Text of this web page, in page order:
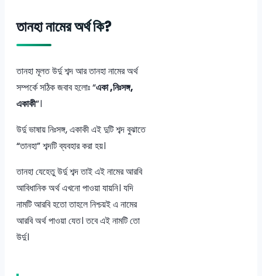
তানহা নামের অর্থ কি?
তানহা মূলত উর্দু শব্দ আর তানহা নামের অর্থ
সম্পর্কে সঠিক জবাব হলোঃ “একা ,নিঃসঙ্গ,
একাকী”।
উর্দু ভাষায় নিঃসঙ্গ, একাকী এই দুটি শব্দ বুঝাতে
“তানহা” শব্দটি ব্যবহার করা হয়।
তানহা যেহেতু উর্দু শব্দ তাই এই নামের আরবি
আবিধানিক অর্থ এখনো পাওয়া যায়নি। যদি
নামটি আরবি হতো তাহলে নিশ্চয়ই এ নামের
আরবি অর্থ পাওয়া যেত। তবে এই নামটি তো
উর্দু।